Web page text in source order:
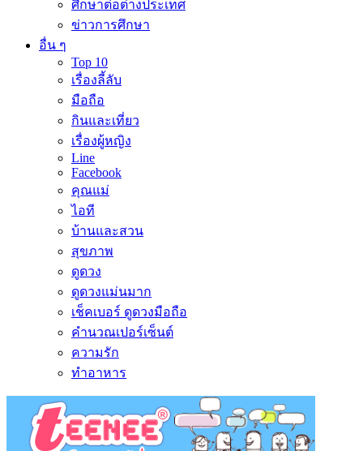
ศึกษาต่อต่างประเทศ
ข่าวการศึกษา
อื่น ๆ
Top 10
เรื่องลี้ลับ
มือถือ
กินและเที่ยว
เรื่องผู้หญิง
Line
Facebook
คุณแม่
ไอที
บ้านและสวน
สุขภาพ
ดูดวง
ดูดวงแม่นมาก
เช็คเบอร์ ดูดวงมือถือ
คำนวณเปอร์เซ็นต์
ความรัก
ทำอาหาร